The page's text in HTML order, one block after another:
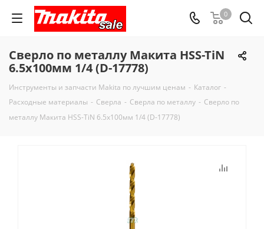
0
Сверло по металлу Макита HSS-TiN
6.5х100мм 1/4 (D-17778)
Инструменты и запчасти Makita по лучшим ценам - Каталог -
Расходные материалы - Сверла - Сверла по металлу - Сверло по
металлу Макита HSS-TiN 6.5х100мм 1/4 (D-17778)